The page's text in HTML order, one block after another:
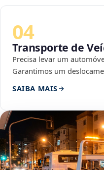
04
Transporte de
Precisa levar um
Garantimos um
SAIBA MAIS